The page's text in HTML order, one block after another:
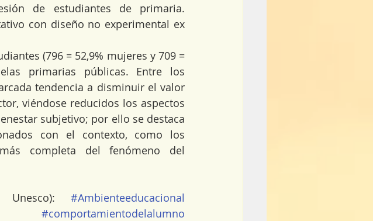
de estudiantes de primaria.
con diseño no experimental ex
(796 = 52,9% mujeres y 709 =
primarias públicas. Entre los
tendencia a disminuir el valor
viéndose reducidos los aspectos
subjetivo; por ello se destaca
con el contexto, como los
completa del fenómeno del
Unesco): #Ambienteeducacional
#comportamientodelalumno